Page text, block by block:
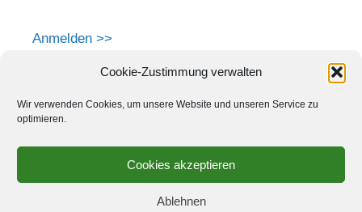
Cookie-Zustimmung verwalten
Wir verwenden Cookies, um unsere Website und unseren Service zu
optimieren.
Cookies akzeptieren
Ablehnen
Anmelden >>